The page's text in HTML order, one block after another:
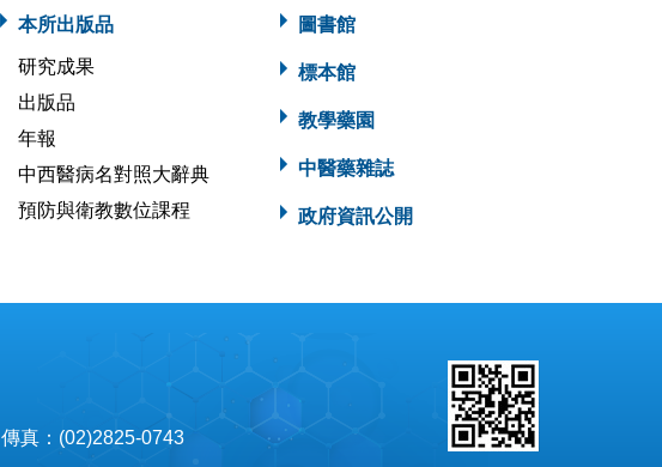
本所出版品
研究成果
出版品
年報
中西醫病名對照大辭典
預防與衛教數位課程
圖書館
標本館
教學藥園
中醫藥雜誌
政府資訊公開
傳真：(02)2825-0743